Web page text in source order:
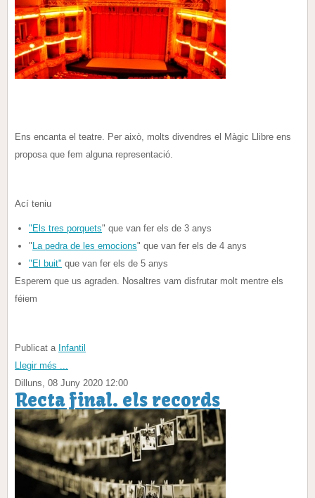
Ens encanta el teatre. Per això, molts divendres el Màgic Llibre ens
proposa que fem alguna representació.
Ací teniu
"Els tres porquets" que van fer els de 3 anys
" La pedra de les emocions" que van fer els de 4 anys
"El buit" que van fer els de 5 anys
Esperem que us agraden. Nosaltres vam disfrutar molt mentre els
féiem
Publicat a Infantil
Llegir més ...
Dilluns, 08 Juny 2020 12:00
Recta final. els records